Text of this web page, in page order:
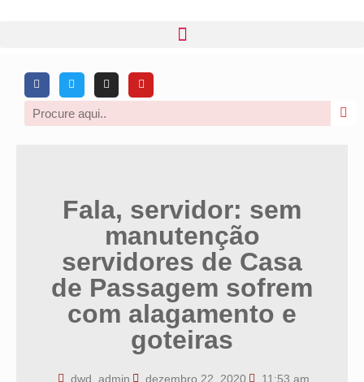
Fala, servidor: sem
manutenção
servidores de Casa
de Passagem sofrem
com alagamento e
goteiras
dwd_admin dezembro 22, 2020 11:53 am